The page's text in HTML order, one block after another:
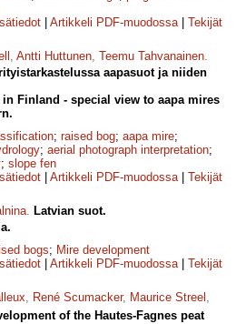
Artikkeli PDF-muodossa| Tekijät
, Antti Huttunen, Teemu Tahvanainen.
aapasuot ja niiden
in Finland - special view to aapa mires
; raised bog; aapa mire;
; aerial photograph interpretation;
; slope fen
Artikkeli PDF-muodossa| Tekijät
. Latvian suot.
bogs; Mire development
Artikkeli PDF-muodossa| Tekijät
, René Scumacker, Maurice Streel ,
of the Hautes-Fagnes peat